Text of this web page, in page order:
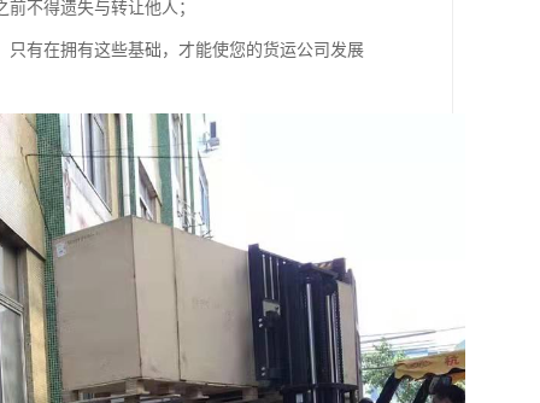
不得遗失与转让他人；
有在拥有这些基础，才能使您的货运公司发展